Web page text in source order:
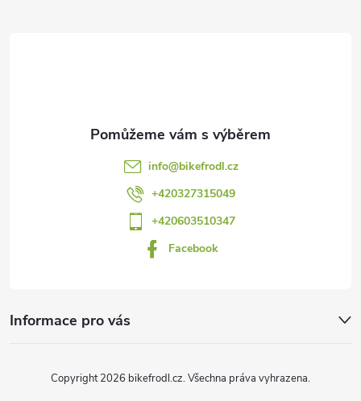
info@bikefrodl.cz
+420327315049
+420603510347
Facebook
Informace pro vás
Copyright 2026 bikefrodl.cz. Všechna práva vyhrazena.